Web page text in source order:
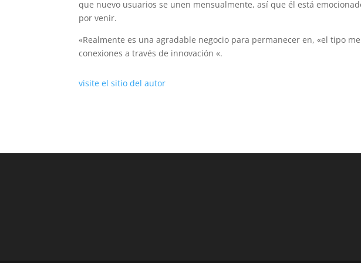
que nuevo usuarios se unen mensualmente, así que él está
por venir.
«Realmente es una agradable negocio para permanecer en, «el tipo
conexiones a través de innovación «.
visite el sitio del autor